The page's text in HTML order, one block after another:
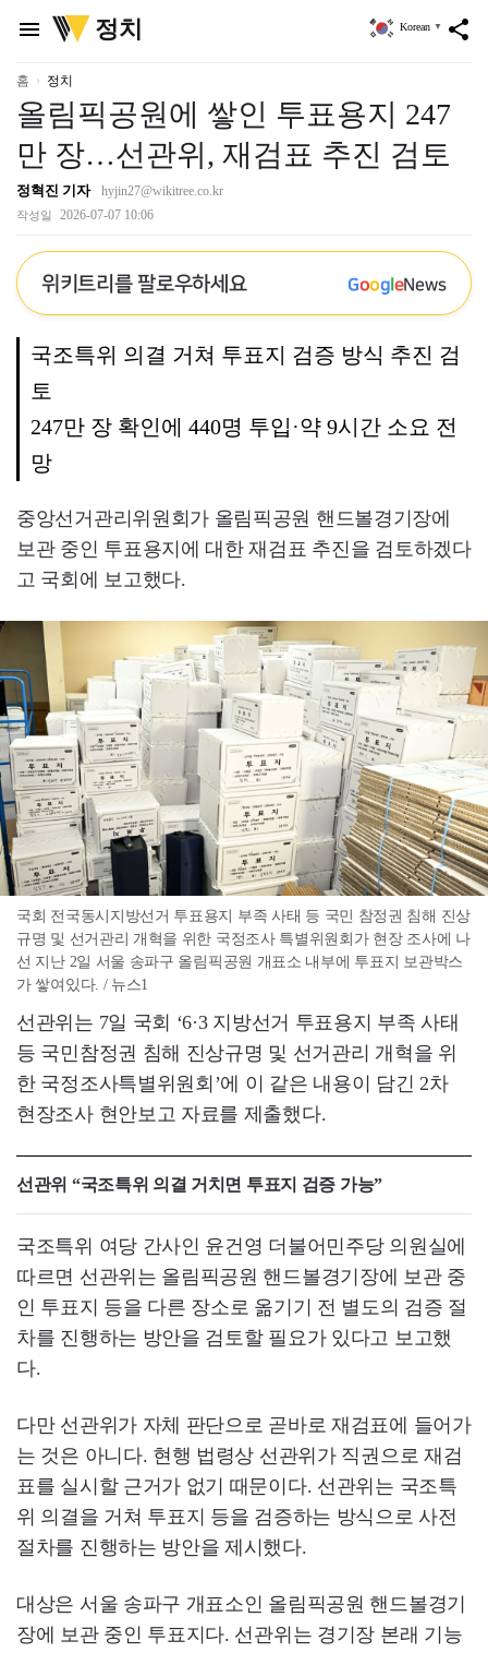
menu
위
키
정치 share
Korean ▼
홈 정치
올림픽공원에 쌓인 투표용지 247
만 장…선관위, 재검표 추진 검토
정혁진 기자 hyjin27@wikitree.co.kr
작성일 2026-07-07 10:06
위키트리를 팔로우하세요 GoogleNews
국조특위 의결 거쳐 투표지 검증 방식 추진 검
토
247만 장 확인에 440명 투입·약 9시간 소요 전
망
중앙선거관리위원회가 올림픽공원 핸드볼경기장에
보관 중인 투표용지에 대한 재검표 추진을 검토하겠다
고 국회에 보고했다.
국회 전국동시지방선거 투표용지 부족 사태 등 국민 참정권 침해 진상
규명 및 선거관리 개혁을 위한 국정조사 특별위원회가 현장 조사에 나
선 지난 2일 서울 송파구 올림픽공원 개표소 내부에 투표지 보관박스
가 쌓여있다. / 뉴스1
선관위는 7일 국회 ‘6·3 지방선거 투표용지 부족 사태
등 국민참정권 침해 진상규명 및 선거관리 개혁을 위
한 국정조사특별위원회’에 이 같은 내용이 담긴 2차
현장조사 현안보고 자료를 제출했다.
선관위 “국조특위 의결 거치면 투표지 검증 가능”
국조특위 여당 간사인 윤건영 더불어민주당 의원실에
따르면 선관위는 올림픽공원 핸드볼경기장에 보관 중
인 투표지 등을 다른 장소로 옮기기 전 별도의 검증 절
차를 진행하는 방안을 검토할 필요가 있다고 보고했
다.
다만 선관위가 자체 판단으로 곧바로 재검표에 들어가
는 것은 아니다. 현행 법령상 선관위가 직권으로 재검
표를 실시할 근거가 없기 때문이다. 선관위는 국조특
위 의결을 거쳐 투표지 등을 검증하는 방식으로 사전
절차를 진행하는 방안을 제시했다.
대상은 서울 송파구 개표소인 올림픽공원 핸드볼경기
장에 보관 중인 투표지다. 선관위는 경기장 본래 기능